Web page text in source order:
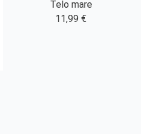
Telo mare
11,99 €